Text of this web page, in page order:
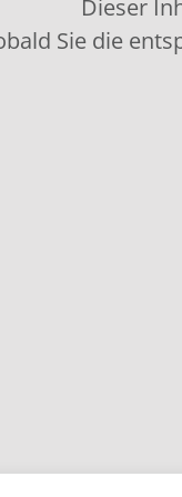
Dieser
Sie die